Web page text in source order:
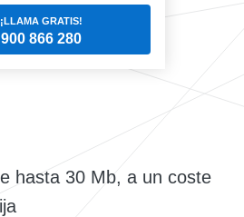
¡LLAMA GRATIS!
900 866 280
hasta 30 Mb, a un coste